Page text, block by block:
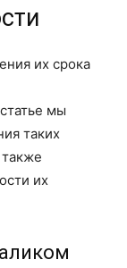
их срока
мы
таких
их